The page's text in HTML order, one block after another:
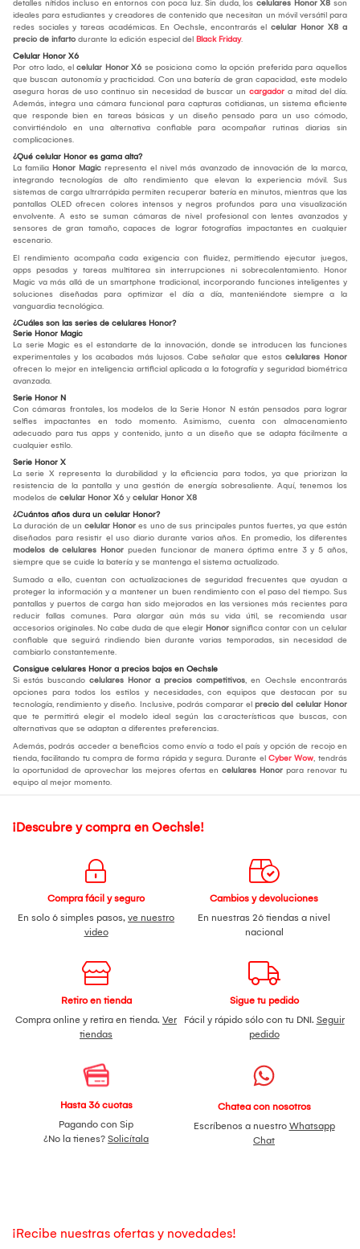
detalles nítidos incluso en entornos con poca luz. Sin duda, los celulares Honor X8 son
ideales para estudiantes y creadores de contenido que necesitan un móvil versátil para
redes sociales y tareas académicas. En Oechsle, encontrarás el celular Honor X8 a
precio de infarto durante la edición especial del Black Friday.
Celular Honor X6
Por otro lado, el celular Honor X6 se posiciona como la opción preferida para aquellos
que buscan autonomía y practicidad. Con una batería de gran capacidad, este modelo
asegura horas de uso continuo sin necesidad de buscar un cargador a mitad del día.
Además, integra una cámara funcional para capturas cotidianas, un sistema eficiente
que responde bien en tareas básicas y un diseño pensado para un uso cómodo,
convirtiéndolo en una alternativa confiable para acompañar rutinas diarias sin
complicaciones.
¿Qué celular Honor es gama alta?
La familia Honor Magic representa el nivel más avanzado de innovación de la marca,
integrando tecnologías de alto rendimiento que elevan la experiencia móvil. Sus
sistemas de carga ultrarrápida permiten recuperar batería en minutos, mientras que las
pantallas OLED ofrecen colores intensos y negros profundos para una visualización
envolvente. A esto se suman cámaras de nivel profesional con lentes avanzados y
sensores de gran tamaño, capaces de lograr fotografías impactantes en cualquier
escenario.
El rendimiento acompaña cada exigencia con fluidez, permitiendo ejecutar juegos,
apps pesadas y tareas multitarea sin interrupciones ni sobrecalentamiento. Honor
Magic va más allá de un smartphone tradicional, incorporando funciones inteligentes y
soluciones diseñadas para optimizar el día a día, manteniéndote siempre a la
vanguardia tecnológica.
¿Cuáles son las series de celulares Honor?
Serie Honor Magic
La serie Magic es el estandarte de la innovación, donde se introducen las funciones
experimentales y los acabados más lujosos. Cabe señalar que estos celulares Honor
ofrecen lo mejor en inteligencia artificial aplicada a la fotografía y seguridad biométrica
avanzada.
Serie Honor N
Con cámaras frontales, los modelos de la Serie Honor N están pensados para lograr
selfies impactantes en todo momento. Asimismo, cuenta con almacenamiento
adecuado para tus apps y contenido, junto a un diseño que se adapta fácilmente a
cualquier estilo.
Serie Honor X
La serie X representa la durabilidad y la eficiencia para todos, ya que priorizan la
resistencia de la pantalla y una gestión de energía sobresaliente. Aquí, tenemos los
modelos de celular Honor X6 y celular Honor X8
¿Cuántos años dura un celular Honor?
La duración de un celular Honor es uno de sus principales puntos fuertes, ya que están
diseñados para resistir el uso diario durante varios años. En promedio, los diferentes
modelos de celulares Honor pueden funcionar de manera óptima entre 3 y 5 años,
siempre que se cuide la batería y se mantenga el sistema actualizado.
Sumado a ello, cuentan con actualizaciones de seguridad frecuentes que ayudan a
proteger la información y a mantener un buen rendimiento con el paso del tiempo. Sus
pantallas y puertos de carga han sido mejorados en las versiones más recientes para
reducir fallas comunes. Para alargar aún más su vida útil, se recomienda usar
accesorios originales. No cabe duda de que elegir Honor significa contar con un celular
confiable que seguirá rindiendo bien durante varias temporadas, sin necesidad de
cambiarlo constantemente.
Consigue celulares Honor a precios bajos en Oechsle
Si estás buscando celulares Honor a precios competitivos, en Oechsle encontrarás
opciones para todos los estilos y necesidades, con equipos que destacan por su
tecnología, rendimiento y diseño. Inclusive, podrás comparar el precio del celular Honor
que te permitirá elegir el modelo ideal según las características que buscas, con
alternativas que se adaptan a diferentes preferencias.
Además, podrás acceder a beneficios como envío a todo el país y opción de recojo en
tienda, facilitando tu compra de forma rápida y segura. Durante el Cyber Wow, tendrás
la oportunidad de aprovechar las mejores ofertas en celulares Honor para renovar tu
equipo al mejor momento.
¡Descubre y compra en Oechsle!
Compra fácil y seguro
En solo 6 simples pasos, ve nuestro
video
Cambios y devoluciones
En nuestras 26 tiendas a nivel
nacional
Retiro en tienda
Compra online y retira en tienda. Ver
tiendas
Sigue tu pedido
Fácil y rápido sólo con tu DNI. Seguir
pedido
Hasta 36 cuotas
Pagando con Sip
¿No la tienes? Solicítala
Chatea con nosotros
Escríbenos a nuestro Whatsapp
Chat
¡Recibe nuestras ofertas y novedades!